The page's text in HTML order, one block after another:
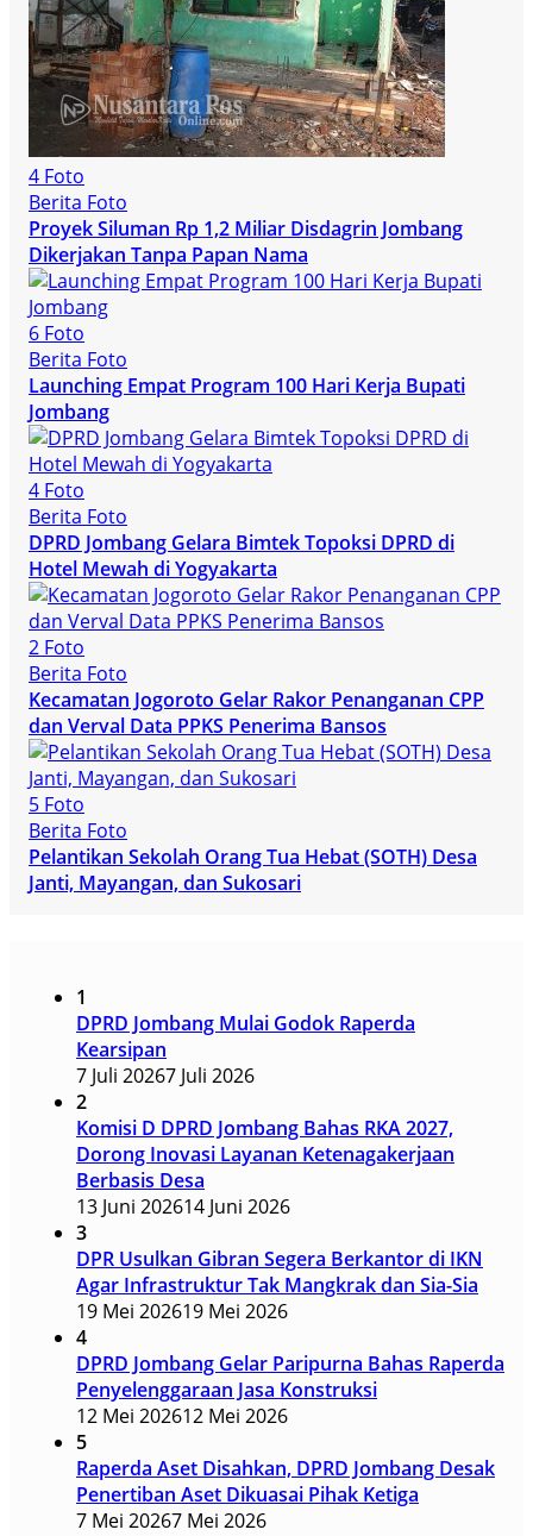
4 Foto
Berita Foto
Proyek Siluman Rp 1,2 Miliar Disdagrin Jombang
Dikerjakan Tanpa Papan Nama
6 Foto
Berita Foto
Launching Empat Program 100 Hari Kerja Bupati
Jombang
4 Foto
Berita Foto
DPRD Jombang Gelara Bimtek Topoksi DPRD di
Hotel Mewah di Yogyakarta
2 Foto
Berita Foto
Kecamatan Jogoroto Gelar Rakor Penanganan CPP
dan Verval Data PPKS Penerima Bansos
5 Foto
Berita Foto
Pelantikan Sekolah Orang Tua Hebat (SOTH) Desa
Janti, Mayangan, dan Sukosari
1
DPRD Jombang Mulai Godok Raperda
Kearsipan
7 Juli 20267 Juli 2026
2
Komisi D DPRD Jombang Bahas RKA 2027,
Dorong Inovasi Layanan Ketenagakerjaan
Berbasis Desa
13 Juni 202614 Juni 2026
3
DPR Usulkan Gibran Segera Berkantor di IKN
Agar Infrastruktur Tak Mangkrak dan Sia-Sia
19 Mei 202619 Mei 2026
4
DPRD Jombang Gelar Paripurna Bahas Raperda
Penyelenggaraan Jasa Konstruksi
12 Mei 202612 Mei 2026
5
Raperda Aset Disahkan, DPRD Jombang Desak
Penertiban Aset Dikuasai Pihak Ketiga
7 Mei 20267 Mei 2026